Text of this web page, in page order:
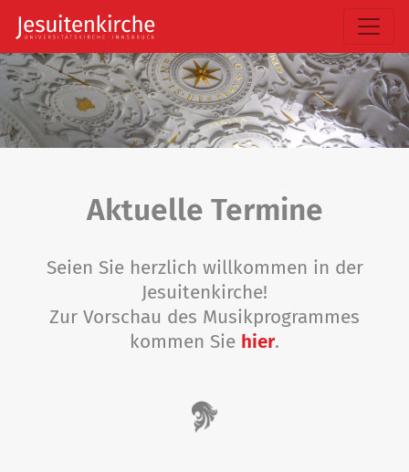
Aktuelle Termine
Seien Sie herzlich willkommen in der
Jesuitenkirche!
Zur Vorschau des Musikprogrammes
kommen Sie hier.